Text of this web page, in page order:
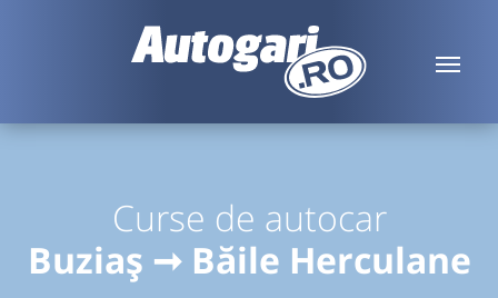
Curse de autocar
Buziaș ➞ Băile Herculane